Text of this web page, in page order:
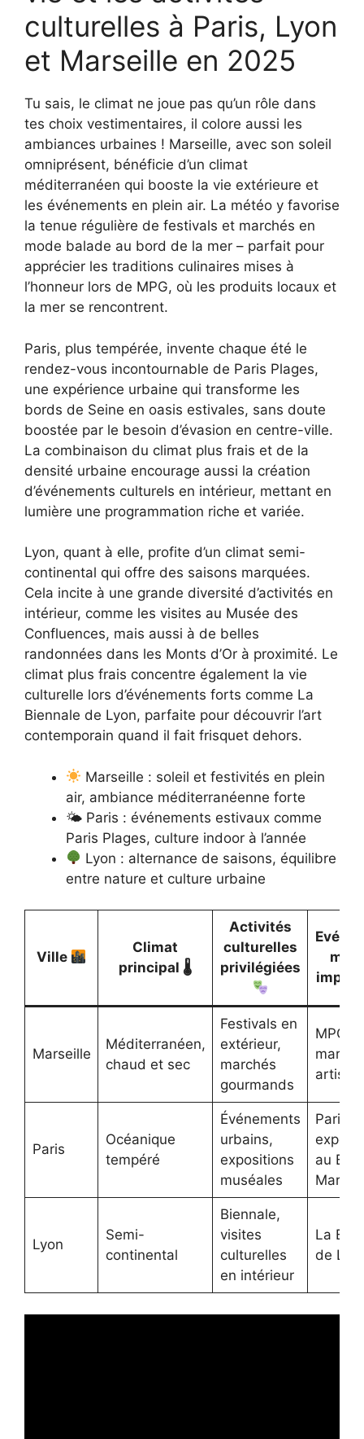
culturelles à Paris, Lyon
et Marseille en 2025
Tu sais, le climat ne joue pas qu’un rôle dans
tes choix vestimentaires, il colore aussi les
ambiances urbaines ! Marseille, avec son soleil
omniprésent, bénéficie d’un climat
méditerranéen qui booste la vie extérieure et
les événements en plein air. La météo y favorise
la tenue régulière de festivals et marchés en
mode balade au bord de la mer – parfait pour
apprécier les traditions culinaires mises à
l’honneur lors de MPG, où les produits locaux et
la mer se rencontrent.
Paris, plus tempérée, invente chaque été le
rendez-vous incontournable de Paris Plages,
une expérience urbaine qui transforme les
bords de Seine en oasis estivales, sans doute
boostée par le besoin d’évasion en centre-ville.
La combinaison du climat plus frais et de la
densité urbaine encourage aussi la création
d’événements culturels en intérieur, mettant en
lumière une programmation riche et variée.
Lyon, quant à elle, profite d’un climat semi-
continental qui offre des saisons marquées.
Cela incite à une grande diversité d’activités en
intérieur, comme les visites au Musée des
Confluences, mais aussi à de belles
randonnées dans les Monts d’Or à proximité. Le
climat plus frais concentre également la vie
culturelle lors d’événements forts comme La
Biennale de Lyon, parfaite pour découvrir l’art
contemporain quand il fait frisquet dehors.
Marseille : soleil et festivités en plein
air, ambiance méditerranéenne forte
🌤 Paris : événements estivaux comme
Paris Plages, culture indoor à l’année
Lyon : alternance de saisons, équilibre
entre nature et culture urbaine
Ville
Climat
principal 🌡
Activités
culturelles
privilégiées
Marseille
Méditerranéen,
chaud et sec
Festivals en
extérieur,
marchés
gourmands
MPG,
Paris
Océanique
tempéré
Événements
urbains,
expositions
muséales
Paris
au Bon
Marché
Lyon
Semi-
continental
Biennale,
visites
culturelles
en intérieur
La
de